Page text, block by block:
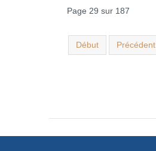
Page 29 sur 187
Début Précédent